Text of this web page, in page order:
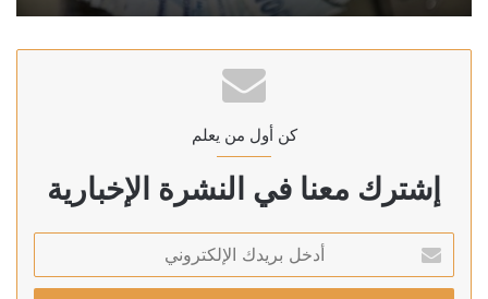
كن أول من يعلم
إشترك معنا في النشرة الإخبارية
بريدك
الإلكتروني